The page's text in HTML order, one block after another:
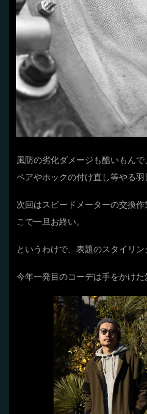
風防の劣化ダメージも酷いもん
ペアやホックの付け直し等やる羽
次回はスピードメーターの交換
こで一旦お終い。
というわけで、表題のスタイリン
今年一発目のコーデは手をかけた